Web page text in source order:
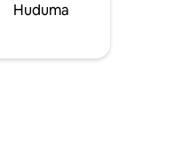
Huduma